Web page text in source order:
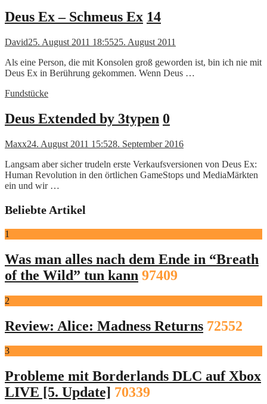
Deus Ex – Schmeus Ex 14
David25. August 2011 18:5525. August 2011
Als eine Person, die mit Konsolen groß geworden ist, bin ich nie mit
Deus Ex in Berührung gekommen. Wenn Deus …
Fundstücke
Deus Extended by 3typen 0
Maxx24. August 2011 15:528. September 2016
Langsam aber sicher trudeln erste Verkaufsversionen von Deus Ex:
Human Revolution in den örtlichen GameStops und MediaMärkten
ein und wir …
Beliebte Artikel
1
Was man alles nach dem Ende in “Breath
of the Wild” tun kann 97409
2
Review: Alice: Madness Returns 72552
3
Probleme mit Borderlands DLC auf Xbox
LIVE [5. Update] 70339